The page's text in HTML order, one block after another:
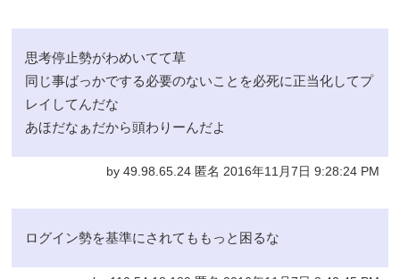
思考停止勢がわめいてて草
同じ事ばっかでする必要のないことを必死に正当化してプ
レイしてんだな
あほだなぁだから頭わりーんだよ
by 49.98.65.24 匿名 2016年11月7日 9:28:24 PM
ログイン勢を基準にされてももっと困るな